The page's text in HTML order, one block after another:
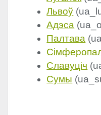
Львоў
Адэса
Палтава
Славуціч
Сумы